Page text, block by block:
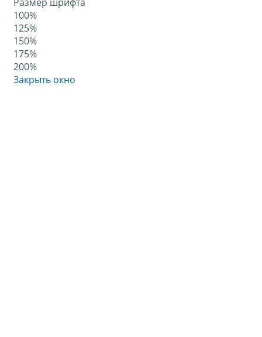
100%
125%
150%
175%
200%
Закрыть окно